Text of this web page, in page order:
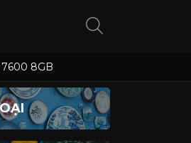
8GB